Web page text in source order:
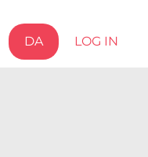
DA LOG IN